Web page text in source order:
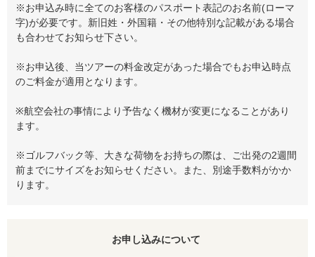
※お申込み時に全てのお客様のパスポート表記のお名前(ローマ
字)が必要です。新旧姓・外国籍・その他特別な記載がある場合
も合わせてお知らせ下さい。
※お申込後、当ツアーの料金改定があった場合でもお申込時点
のご料金が適用となります。
※航空会社の事情により予告なく機材が変更になることがあり
ます。
※ゴルフバック等、大きな荷物をお持ちの際は、ご出発の2週間
前までにサイズをお知らせください。また、別途手数料がかか
ります。
お申し込みについて